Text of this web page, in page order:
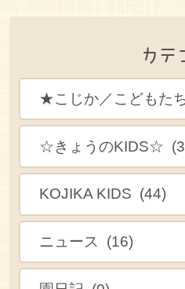
カテ
★こじか／こどもた
☆きょうのKIDS☆
KOJIKA KIDS (44)
ニュース (16)